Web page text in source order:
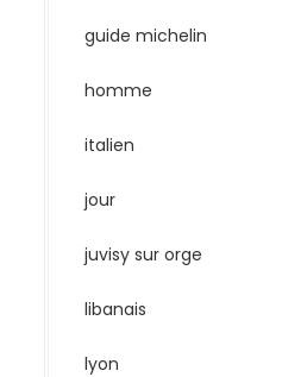
guide michelin
homme
italien
jour
juvisy sur orge
libanais
lyon